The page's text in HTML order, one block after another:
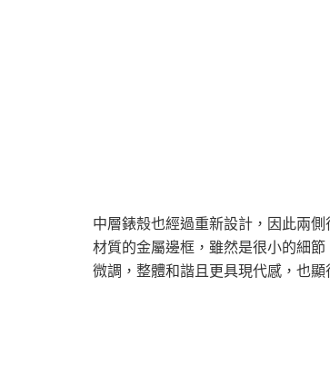
中層錶殼也經過重新設計，因此兩
材質的金屬邊框，雖然是很小的細
微調，整體和諧且更具現代感，也顯